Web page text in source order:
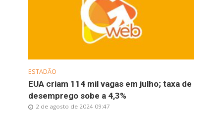
ESTADÃO
EUA criam 114 mil vagas em julho; taxa de
desemprego sobe a 4,3%
2 de agosto de 2024 09:47